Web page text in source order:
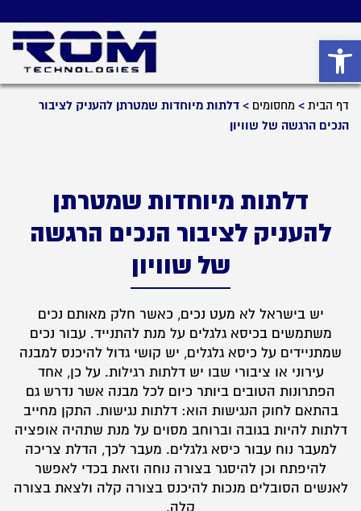
דף הבית > מחסומים > דלתות מיוחדות שמטרתן להעניק לציבור
הנכים הרגשה של שוויון
דלתות מיוחדות שמטרתן
להעניק לציבור הנכים הרגשה
של שוויון
יש בישראל לא מעט נכים, כאשר חלק מאותם נכים
משתמשים בכיסא גלגלים על מנת להתנייד. עבור נכים
שמתניידים על כיסא גלגלים, יש קושי גדול להיכנס למבנה
עירוני או ציבורי שבו יש דלתות רגילות. על כן, אחד
הפתרונות הטובים ביותר כיום לכל מבנה אשר נדרש גם
בהתאם לחוק הנגישות הוא: דלתות נגישות. התקן מחייב
דלתות להיות בגובה וברוחב מסוים על מנת שתהיה אופציה
למעבר נוח עבור כיסא גלגלים. מעבר לכך, הדלת צריכה
להיפתח וכן להיסגר בצורה נוחה וזאת בכדי לאפשר
לאנשים הסובלים מנכות להיכנס בצורה קלה ולצאת בצורה
קלה.
פתח סרגל נגישות